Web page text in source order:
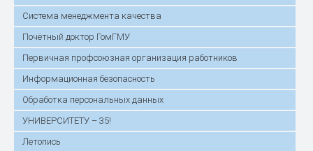
Система менеджмента качества
Почётный доктор ГомГМУ
Первичная профсоюзная организация работников
Информационная безопасность
Обработка персональных данных
УНИВЕРСИТЕТУ – 35!
Летопись